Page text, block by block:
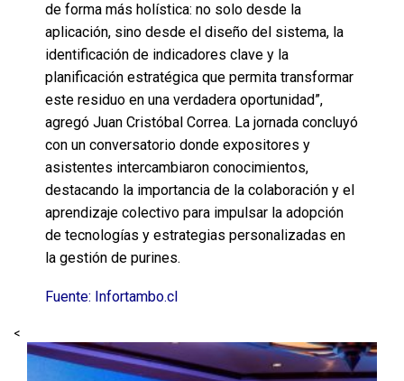
de forma más holística: no solo desde la
aplicación, sino desde el diseño del sistema, la
identificación de indicadores clave y la
planificación estratégica que permita transformar
este residuo en una verdadera oportunidad”,
agregó Juan Cristóbal Correa. La jornada concluyó
con un conversatorio donde expositores y
asistentes intercambiaron conocimientos,
destacando la importancia de la colaboración y el
aprendizaje colectivo para impulsar la adopción
de tecnologías y estrategias personalizadas en
la gestión de purines.
Fuente: Infortambo.cl
<